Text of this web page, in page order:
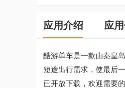
应用介绍 应
酷游单车是一款由秦皇
短途出行需求，使最后
已开放下载，欢迎需要